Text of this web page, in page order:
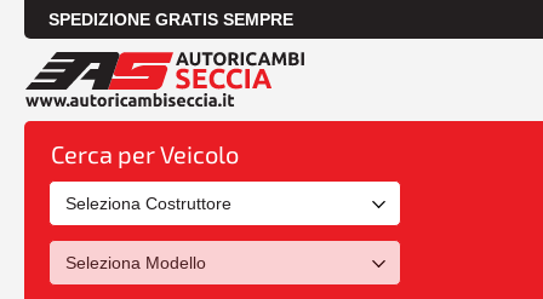
SPEDIZIONE GRATIS SEMPRE
Cerca per Veicolo